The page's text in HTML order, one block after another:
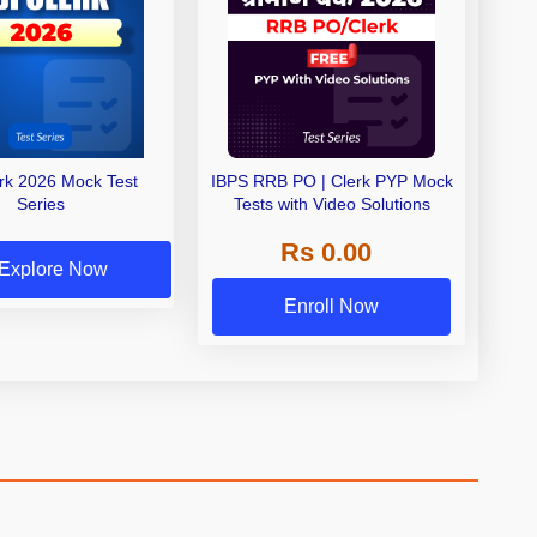
2026 Mock Test
Series
Explore Now
IBPS RRB PO | Clerk PYP Mock
Tests with Video Solutions
Rs 0.00
Enroll Now